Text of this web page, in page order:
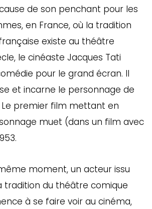
de son penchant pour les
en France, où la tradition
existe au théâtre
le cinéaste Jacques Tati
pour le grand écran. Il
et incarne le personnage de
Le premier film mettant en
muet (dans un film avec
moment, un acteur issu
tradition du théâtre comique
à se faire voir au cinéma,